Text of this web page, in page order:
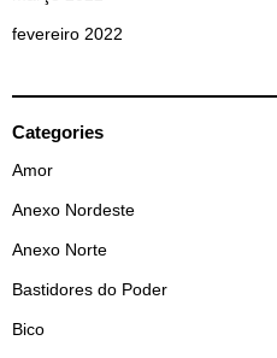
fevereiro 2022
Categories
Amor
Anexo Nordeste
Anexo Norte
Bastidores do Poder
Bico